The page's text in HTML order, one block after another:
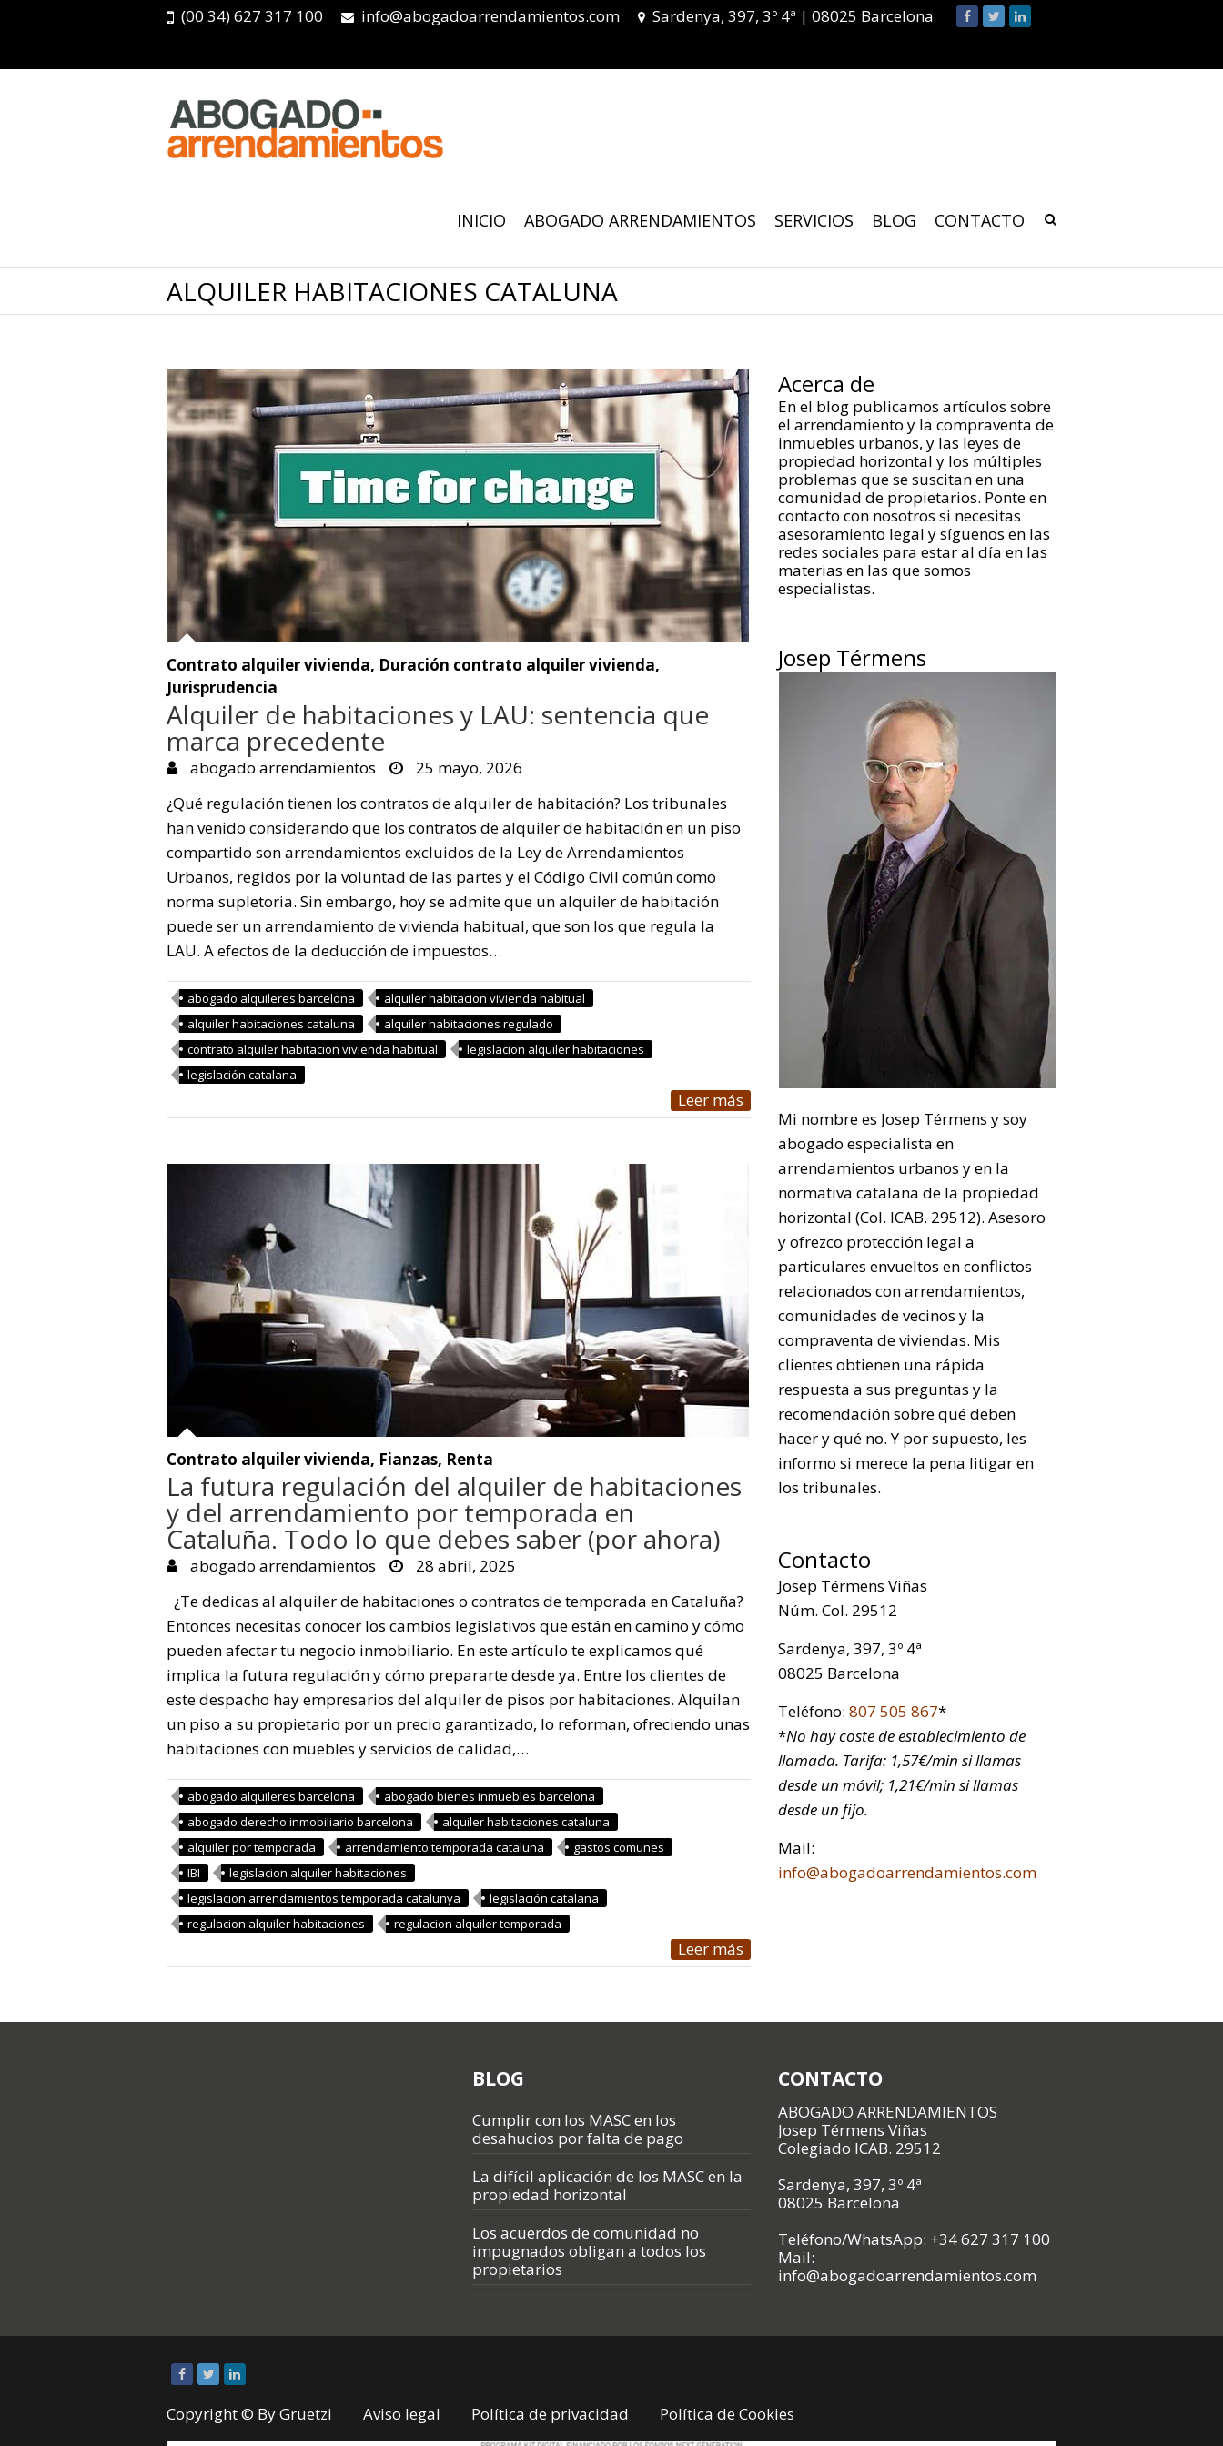
(00 34) 627 317 100 info@abogadoarrendamientos.com Sardenya, 397, 3º 4ª | 08025 Barcelona
INICIO ABOGADO ARRENDAMIENTOS SERVICIOS BLOG CONTACTO
ALQUILER HABITACIONES CATALUNA
Contrato alquiler vivienda, Duración contrato alquiler vivienda,
Jurisprudencia
Alquiler de habitaciones y LAU: sentencia que
marca precedente
abogado arrendamientos
25 mayo, 2026
¿Qué regulación tienen los contratos de alquiler de habitación? Los tribunales
han venido considerando que los contratos de alquiler de habitación en un piso
compartido son arrendamientos excluidos de la Ley de Arrendamientos
Urbanos, regidos por la voluntad de las partes y el Código Civil común como
norma supletoria. Sin embargo, hoy se admite que un alquiler de habitación
puede ser un arrendamiento de vivienda habitual, que son los que regula la
LAU. A efectos de la deducción de impuestos…
abogado alquileres barcelona
alquiler habitacion vivienda habitual
alquiler habitaciones cataluna
alquiler habitaciones regulado
contrato alquiler habitacion vivienda habitual
legislacion alquiler habitaciones
legislación catalana
Leer más
Contrato alquiler vivienda, Fianzas, Renta
La futura regulación del alquiler de habitaciones
y del arrendamiento por temporada en
Cataluña. Todo lo que debes saber (por ahora)
abogado arrendamientos
28 abril, 2025
¿Te dedicas al alquiler de habitaciones o contratos de temporada en Cataluña?
Entonces necesitas conocer los cambios legislativos que están en camino y cómo
pueden afectar tu negocio inmobiliario. En este artículo te explicamos qué
implica la futura regulación y cómo prepararte desde ya. Entre los clientes de
este despacho hay empresarios del alquiler de pisos por habitaciones. Alquilan
un piso a su propietario por un precio garantizado, lo reforman, ofreciendo unas
habitaciones con muebles y servicios de calidad,…
abogado alquileres barcelona
abogado bienes inmuebles barcelona
abogado derecho inmobiliario barcelona
alquiler habitaciones cataluna
alquiler por temporada
arrendamiento temporada cataluna
gastos comunes
IBI
legislacion alquiler habitaciones
legislacion arrendamientos temporada catalunya
legislación catalana
regulacion alquiler habitaciones
regulacion alquiler temporada
Leer más
Acerca de
En el blog publicamos artículos sobre
el arrendamiento y la compraventa de
inmuebles urbanos, y las leyes de
propiedad horizontal y los múltiples
problemas que se suscitan en una
comunidad de propietarios. Ponte en
contacto con nosotros si necesitas
asesoramiento legal y síguenos en las
redes sociales para estar al día en las
materias en las que somos
especialistas.
Josep Térmens
Mi nombre es Josep Térmens y soy
abogado especialista en
arrendamientos urbanos y en la
normativa catalana de la propiedad
horizontal (Col. ICAB. 29512). Asesoro
y ofrezco protección legal a
particulares envueltos en conflictos
relacionados con arrendamientos,
comunidades de vecinos y la
compraventa de viviendas. Mis
clientes obtienen una rápida
respuesta a sus preguntas y la
recomendación sobre qué deben
hacer y qué no. Y por supuesto, les
informo si merece la pena litigar en
los tribunales.
Contacto
Josep Térmens Viñas
Núm. Col. 29512
Sardenya, 397, 3º 4ª
08025 Barcelona
Teléfono:807 505 867*
*No hay coste de establecimiento de
llamada. Tarifa: 1,57€/min si llamas
desde un móvil; 1,21€/min si llamas
desde un fijo.
Mail:
info@abogadoarrendamientos.com
BLOG
Cumplir con los MASC en los
desahucios por falta de pago
La difícil aplicación de los MASC en la
propiedad horizontal
Los acuerdos de comunidad no
impugnados obligan a todos los
propietarios
CONTACTO
ABOGADO ARRENDAMIENTOS
Josep Térmens Viñas
Colegiado ICAB. 29512
Sardenya, 397, 3º 4ª
08025 Barcelona
Teléfono/WhatsApp: +34 627 317 100
Mail:
info@abogadoarrendamientos.com
Copyright © ByGruetzi Aviso legal Política de privacidad Política de Cookies